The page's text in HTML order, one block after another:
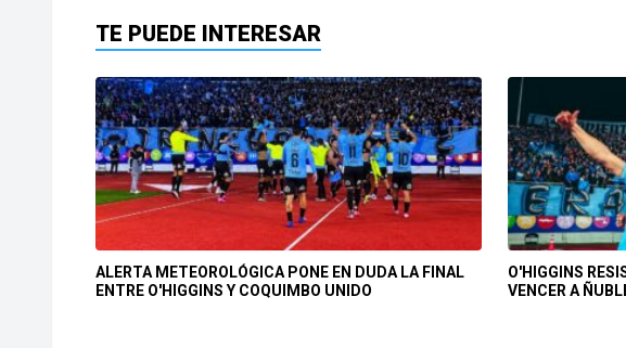
TE PUEDE INTERESAR
ALERTA METEOROLÓGICA PONE EN DUDA LA FINAL
ENTRE O'HIGGINS Y COQUIMBO UNIDO
O'HIGGINS
VENCER A